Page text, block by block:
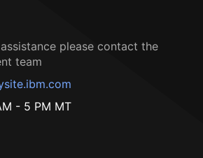
please contact the
team
- 5 PM MT